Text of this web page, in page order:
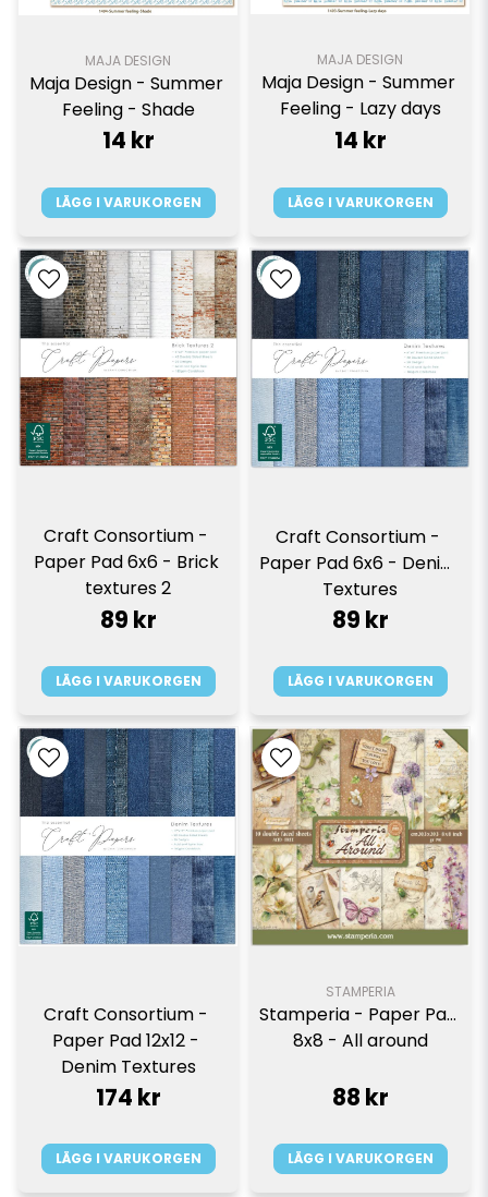
MAJA DESIGN
Maja Design - Summer
Feeling - Shade
14 kr
LÄGG I VARUKORGEN
MAJA DESIGN
Maja Design - Summer
Feeling - Lazy days
14 kr
LÄGG I VARUKORGEN
Craft Consortium -
Paper Pad 6x6 - Brick
textures 2
89 kr
LÄGG I VARUKORGEN
Craft Consortium -
Paper Pad 6x6 - Denim
Textures
89 kr
LÄGG I VARUKORGEN
Craft Consortium -
Paper Pad 12x12 -
Denim Textures
174 kr
LÄGG I VARUKORGEN
STAMPERIA
Stamperia - Paper Pad
8x8 - All around
88 kr
LÄGG I VARUKORGEN